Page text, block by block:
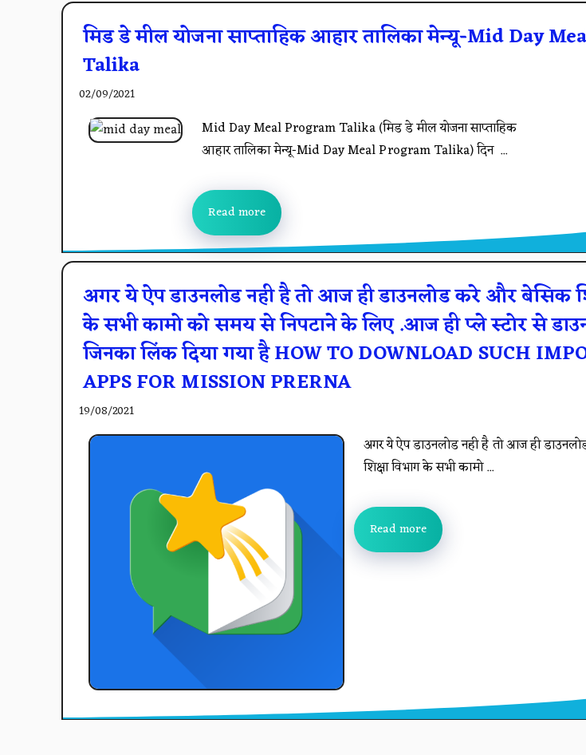
मिड डे मील योजना साप्ताहिक आहार तालिका मेन्यू-Mid Day
Talika
02/09/2021
Mid Day Meal Program Talika (मिड डे मील योजना साप्ताहिक
आहार तालिका मेन्यू-Mid Day Meal Program Talika) दिन ...
Read more
अगर ये ऐप डाउनलोड नही है तो आज ही डाउनलोड करे और बेसिक
के सभी कामो को समय से निपटाने के लिए .आज ही प्ले स्टोर से
जिनका लिंक दिया गया है HOW TO DOWNLOAD SUCH
APPS FOR MISSION PRERNA
19/08/2021
अगर ये ऐप डाउनलोड नही है तो आज ही
शिक्षा विभाग के सभी कामो ...
Read more